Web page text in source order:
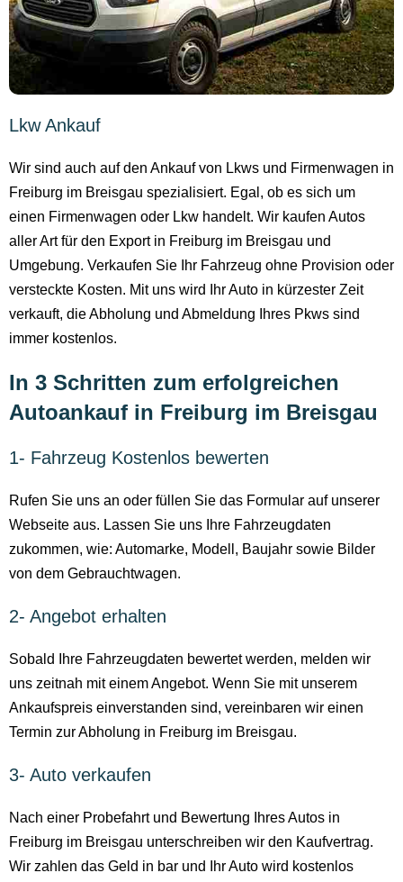
Lkw Ankauf
Wir sind auch auf den Ankauf von Lkws und Firmenwagen in
Freiburg im Breisgau spezialisiert. Egal, ob es sich um
einen Firmenwagen oder Lkw handelt. Wir kaufen Autos
aller Art für den Export in Freiburg im Breisgau und
Umgebung. Verkaufen Sie Ihr Fahrzeug ohne Provision oder
versteckte Kosten. Mit uns wird Ihr Auto in kürzester Zeit
verkauft, die Abholung und Abmeldung Ihres Pkws sind
immer kostenlos.
In 3 Schritten zum erfolgreichen
Autoankauf in Freiburg im Breisgau
1- Fahrzeug Kostenlos bewerten
Rufen Sie uns an oder füllen Sie das Formular auf unserer
Webseite aus. Lassen Sie uns Ihre Fahrzeugdaten
zukommen, wie: Automarke, Modell, Baujahr sowie Bilder
von dem Gebrauchtwagen.
2- Angebot erhalten
Sobald Ihre Fahrzeugdaten bewertet werden, melden wir
uns zeitnah mit einem Angebot. Wenn Sie mit unserem
Ankaufspreis einverstanden sind, vereinbaren wir einen
Termin zur Abholung in Freiburg im Breisgau.
3- Auto verkaufen
Nach einer Probefahrt und Bewertung Ihres Autos in
Freiburg im Breisgau unterschreiben wir den Kaufvertrag.
Wir zahlen das Geld in bar und Ihr Auto wird kostenlos